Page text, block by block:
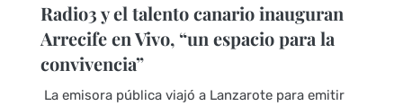
Radio3 y el talento canario inauguran
Arrecife en Vivo, “un espacio para la
convivencia”
La emisora pública viajó a Lanzarote para emitir